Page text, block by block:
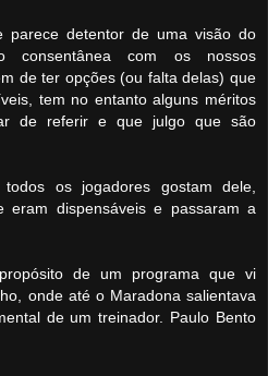
parece detentor de uma visão do
consentânea com os nossos
de ter opções (ou falta delas) que
tem no entanto alguns méritos
de referir e que julgo que são
os jogadores gostam dele,
eram dispensáveis e passaram a
de um programa que vi
onde até o Maradona salientava
de um treinador. Paulo Bento